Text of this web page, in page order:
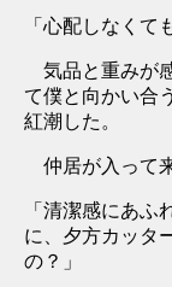
「心配しなくて
気品と重みが
て僕と向かい合
紅潮した。
仲居が入って
「清潔感にあ
に、夕方カッタ
の？」